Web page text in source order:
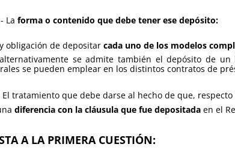
La forma o contenido que debe tener ese depósito:
obligación de depositar cada uno de los modelos
se admite también el depósito de un
se pueden emplear en los distintos contratos de
El tratamiento que debe darse al hecho de que,
diferencia con la cláusula que fue depositada en el
A LA PRIMERA CUESTIÓN: